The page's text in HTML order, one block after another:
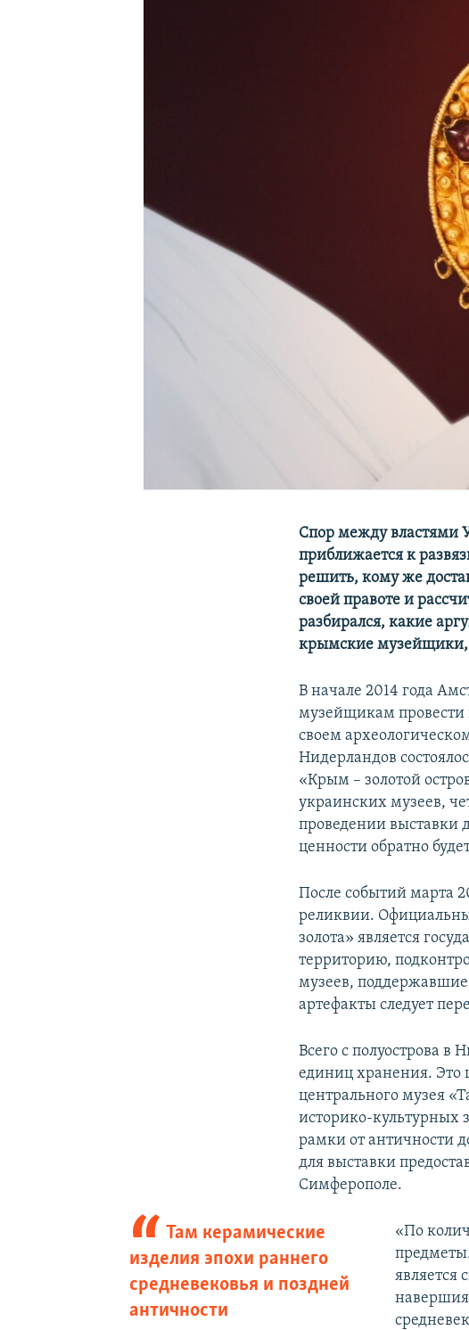
Спор между властями
приближается к
решить, кому же
своей правоте и
разбирался, какие
крымские музейщики,
В начале 2014 года
музейщикам провести
своем
Нидерландов
«Крым – золотой
украинских музеев,
проведении выставки
ценности обратно
После событий марта
реликвии.
золота» является
территорию,
музеев, поддержавшие
артефакты следует
Всего с полуострова в
единиц хранения. Это
центрального музея
историко-культурных
рамки от античности
для выставки
Симферополе.
Там керамические
изделия эпохи раннего
средневековья и поздней
античности
«По
является